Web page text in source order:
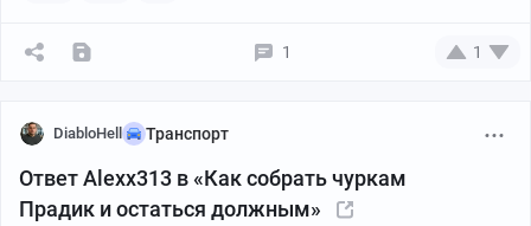
1 1
DiabloHell Транспорт
Ответ Alexx313 в «Как собрать чуркам
Прадик и остаться должным»